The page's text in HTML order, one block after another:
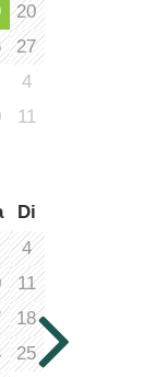
20
27
4
11
Di
4
11
18
25